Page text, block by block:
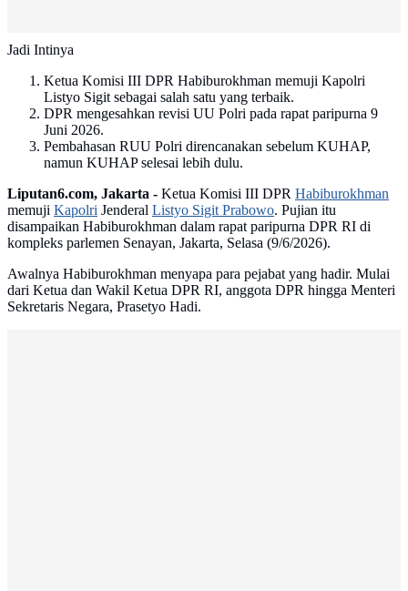
Jadi Intinya
Ketua Komisi III DPR Habiburokhman memuji Kapolri
Listyo Sigit sebagai salah satu yang terbaik.
DPR mengesahkan revisi UU Polri pada rapat paripurna 9
Juni 2026.
Pembahasan RUU Polri direncanakan sebelum KUHAP,
namun KUHAP selesai lebih dulu.
Liputan6.com, Jakarta - Ketua Komisi III DPR Habiburokhman
memuji Kapolri Jenderal Listyo Sigit Prabowo. Pujian itu
disampaikan Habiburokhman dalam rapat paripurna DPR RI di
kompleks parlemen Senayan, Jakarta, Selasa (9/6/2026).
Awalnya Habiburokhman menyapa para pejabat yang hadir. Mulai
dari Ketua dan Wakil Ketua DPR RI, anggota DPR hingga Menteri
Sekretaris Negara, Prasetyo Hadi.